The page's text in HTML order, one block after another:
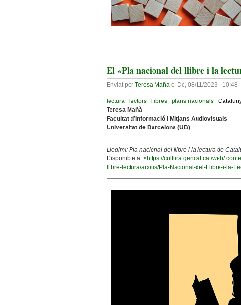
El «Pla nacional del llibre i la
Enviat per Teresa Mañà el Dc, 08/11/2023 - 10:48
lectura lectors llibres plans nacionals
Teresa Mañà
Facultat d’Informació i Mitjans Audiovisuals
Universitat de Barcelona (UB)
Llegim!: Pla nacional del llibre i la lectura de
Disponible a: <https://cultura.gencat.cat/web/
llibre-lectura/arxius/Pla-Nacional-del-Llibre-i-la-